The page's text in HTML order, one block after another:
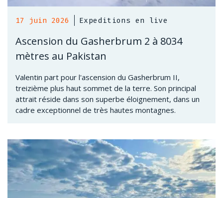
17 juin 2026 Expeditions en live
Ascension du Gasherbrum 2 à 8034
mètres au Pakistan
Valentin part pour l'ascension du Gasherbrum II,
treizième plus haut sommet de la terre. Son principal
attrait réside dans son superbe éloignement, dans un
cadre exceptionnel de très hautes montagnes.